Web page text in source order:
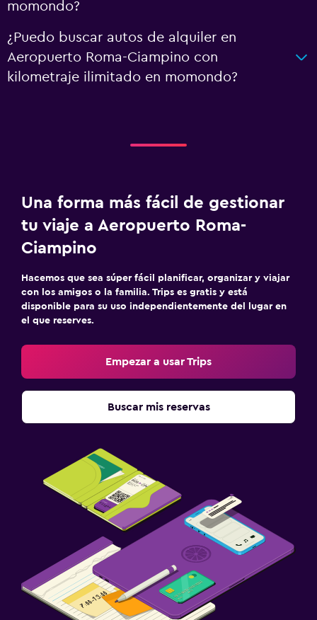
momondo?
¿Puedo buscar autos de alquiler en
Aeropuerto Roma-Ciampino con
kilometraje ilimitado en momondo?
Una forma más fácil de gestionar
tu viaje a Aeropuerto Roma-
Ciampino
Hacemos que sea súper fácil planificar, organizar y viajar
con los amigos o la familia. Trips es gratis y está
disponible para su uso independientemente del lugar en
el que reserves.
Empezar a usar Trips
Buscar mis reservas